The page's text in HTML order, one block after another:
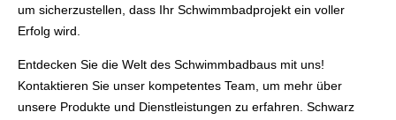
um sicherzustellen, dass Ihr Schwimmbadprojekt ein voller
Erfolg wird.
Entdecken Sie die Welt des Schwimmbadbaus mit uns!
Kontaktieren Sie unser kompetentes Team, um mehr über
unsere Produkte und Dienstleistungen zu erfahren. Schwarz